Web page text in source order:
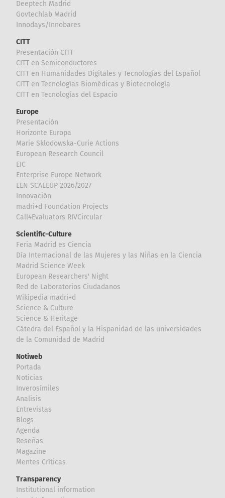
Deeptech Madrid
Govtechlab Madrid
Innodays/Innobares
CITT
Presentación CITT
CITT en Semiconductores
CITT en Humanidades Digitales y Tecnologías del Español
CITT en Tecnologías Biomédicas y Biotecnología
CITT en Tecnologías del Espacio
Europe
Presentación
Horizonte Europa
Marie Sklodowska-Curie Actions
European Research Council
EIC
Enterprise Europe Network
EEN SCALEUP 2026/2027
Innovación
madri+d Foundation Projects
Call4Evaluators RIVCircular
Scientific-Culture
Feria Madrid es Ciencia
Día Internacional de las Mujeres y las Niñas en la Ciencia
Madrid Science Week
European Researchers' Night
Red de Laboratorios Ciudadanos
Wikipedia madri+d
Science & Culture
Science & Heritage
Cátedra del Español y la Hispanidad de las universidades
de la Comunidad de Madrid
Notiweb
Portada
Noticias
Inverosímiles
Analisis
Entrevistas
Blogs
Agenda
Reseñas
Magazine
Mentes Críticas
Transparency
Institutional information